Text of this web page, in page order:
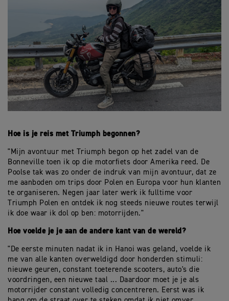
Hoe is je reis met Triumph begonnen?
"Mijn avontuur met Triumph begon op het zadel van de
Bonneville toen ik op die motorfiets door Amerika reed. De
Poolse tak was zo onder de indruk van mijn avontuur, dat ze
me aanboden om trips door Polen en Europa voor hun klanten
te organiseren. Negen jaar later werk ik fulltime voor
Triumph Polen en ontdek ik nog steeds nieuwe routes terwijl
ik doe waar ik dol op ben: motorrijden."
Hoe voelde je je aan de andere kant van de wereld?
"De eerste minuten nadat ik in Hanoi was geland, voelde ik
me van alle kanten overweldigd door honderden stimuli:
nieuwe geuren, constant toeterende scooters, auto's die
voordringen, een nieuwe taal ... Daardoor moet je je als
motorrijder constant volledig concentreren. Eerst was ik